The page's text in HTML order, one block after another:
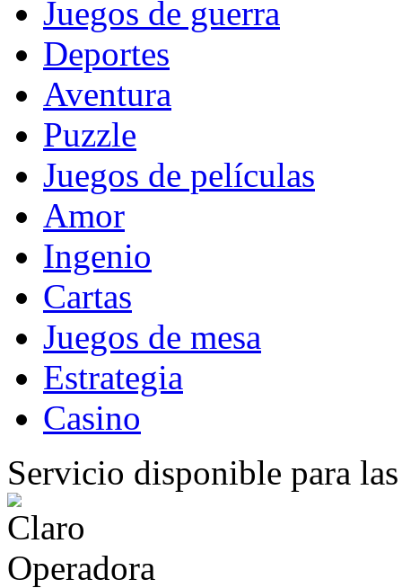
Juegos de guerra
Deportes
Aventura
Puzzle
Juegos de películas
Amor
Ingenio
Cartas
Juegos de mesa
Estrategia
Casino
Servicio disponible para
Operadora